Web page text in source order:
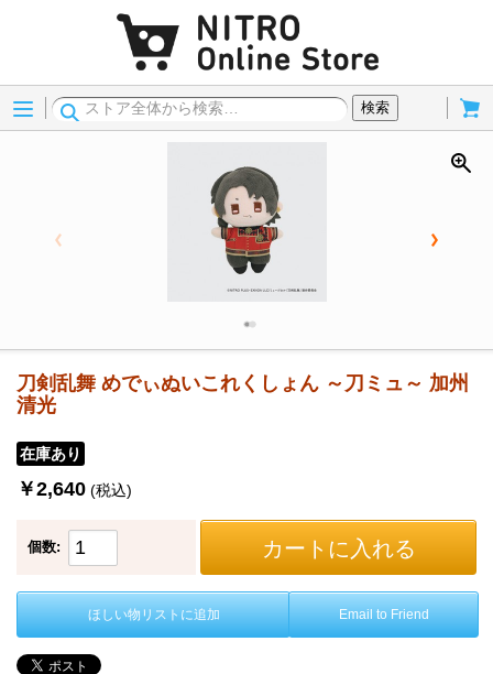
Menu
検索
刀剣乱舞 めでぃぬいこれくしょん ～刀ミュ～ 加州
清光
在庫あり
￥2,640 (税込)
個数: カートに入れる
ほしい物リストに追加 Email to Friend